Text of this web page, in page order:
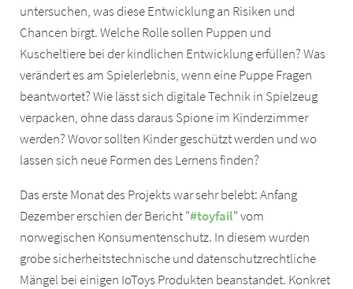
untersuchen, was diese Entwicklung an Risiken und
Chancen birgt. Welche Rolle sollen Puppen und
Kuscheltiere bei der kindlichen Entwicklung erfüllen? Was
verändert es am Spielerlebnis, wenn eine Puppe Fragen
beantwortet? Wie lässt sich digitale Technik in Spielzeug
verpacken, ohne dass daraus Spione im Kinderzimmer
werden? Wovor sollten Kinder geschützt werden und wo
lassen sich neue Formen des Lernens finden?
Das erste Monat des Projekts war sehr belebt: Anfang
Dezember erschien der Bericht "#toyfail" vom
norwegischen Konsumentenschutz. In diesem wurden
grobe sicherheitstechnische und datenschutzrechtliche
Mängel bei einigen IoToys Produkten beanstandet. Konkret